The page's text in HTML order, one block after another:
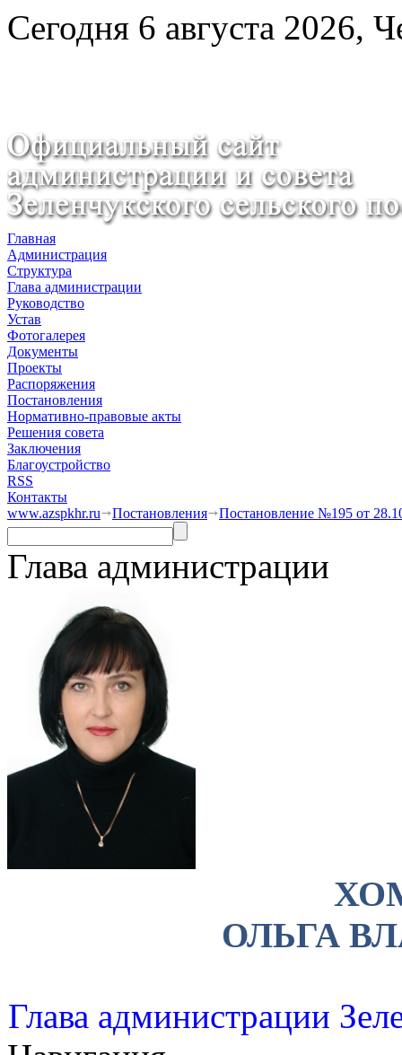
Сегодня 6 августа 2026,
Главная
Администрация
Структура
Глава администрации
Руководство
Устав
Фотогалерея
Документы
Проекты
Распоряжения
Постановления
Нормативно-правовые акты
Решения совета
Заключения
Благоустройство
RSS
Контакты
www.azspkhr.ru
Постановления Постановление №195 от
Глава администрации
ОЛЬГА
Глава администрации